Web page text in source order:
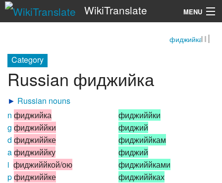
WikiTranslate MENU
фиджийка
Category
Russian фиджийка
► Russian nouns
n фиджийка
g фиджиййки
d фиджиййке
aфиджиййку
i фиджиййкой/ою
pфиджиййке
фиджиййки
фиджий
фиджиййкам
фиджий
фиджиййками
фиджиййках